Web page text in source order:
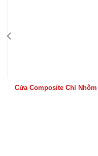
Cửa Composite Chỉ